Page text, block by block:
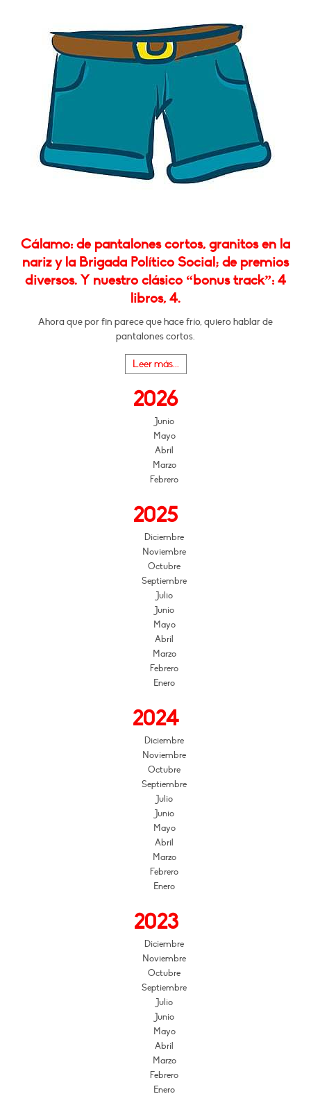
Cálamo: de pantalones cortos, granitos en la
nariz y la Brigada Político Social; de premios
diversos. Y nuestro clásico “bonus track”: 4
libros, 4.
Ahora que por fin parece que hace frío, quiero hablar de
pantalones cortos.
Leer más...
2026
Junio
Mayo
Abril
Marzo
Febrero
2025
Diciembre
Noviembre
Octubre
Septiembre
Julio
Junio
Mayo
Abril
Marzo
Febrero
Enero
2024
Diciembre
Noviembre
Octubre
Septiembre
Julio
Junio
Mayo
Abril
Marzo
Febrero
Enero
2023
Diciembre
Noviembre
Octubre
Septiembre
Julio
Junio
Mayo
Abril
Marzo
Febrero
Enero